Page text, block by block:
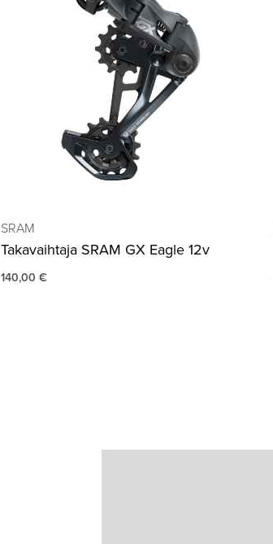
SRAM
Takavaihtaja SRAM GX Eagle 12v
140,00 €